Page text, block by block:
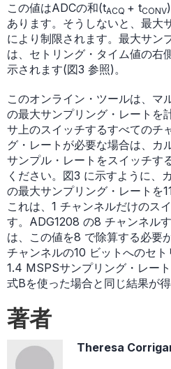
この値はADCの和(tACQ + tCONV
あります。そうしないと、最大
により制限されます。最大サン
は、セトリング・タイム値の右
示されます(図3 参照)。
このオンライン・ツールは、マ
の最大サンプリング・レートを
サ上のスイッチするすべてのチ
グ・レートが必要な場合は、カ
サンプル・レートをスイッチす
ください。図3 に示すように、
の最大サンプリング・レートを
これは、1 チャンネルだけのス
す。ADG1208 の8 チャンネル
は、この値を8 で除算する必要
チャンネルの10 ビットへのセ
1.4 MSPSサンプリング・レー
式Bを使った場合と同じ結果が得
著者
Theresa